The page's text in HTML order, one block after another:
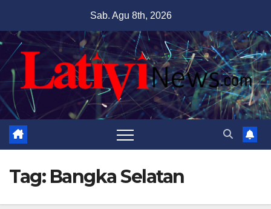
content
Sab. Agu 8th, 2026
Tag: Bangka Selatan